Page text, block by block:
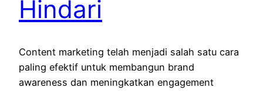
Hindari
Content marketing telah menjadi salah satu cara
paling efektif untuk membangun brand
awareness dan meningkatkan engagement